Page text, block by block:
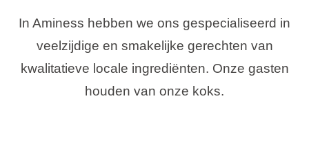
In Aminess hebben we ons gespecialiseerd in
veelzijdige en smakelijke gerechten van
kwalitatieve locale ingrediënten. Onze gasten
houden van onze koks.